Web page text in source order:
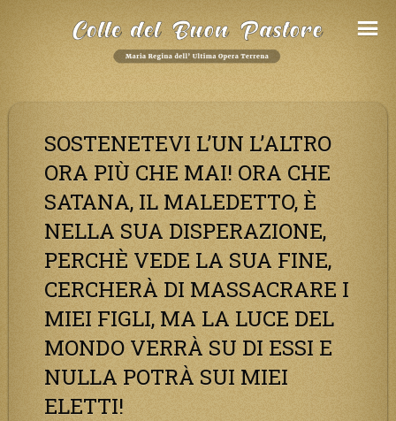
SOSTENETEVI L’UN L’ALTRO
ORA PIÙ CHE MAI! ORA CHE
SATANA, IL MALEDETTO, È
NELLA SUA DISPERAZIONE,
PERCHÈ VEDE LA SUA FINE,
CERCHERÀ DI MASSACRARE I
MIEI FIGLI, MA LA LUCE DEL
MONDO VERRÀ SU DI ESSI E
NULLA POTRÀ SUI MIEI
ELETTI!